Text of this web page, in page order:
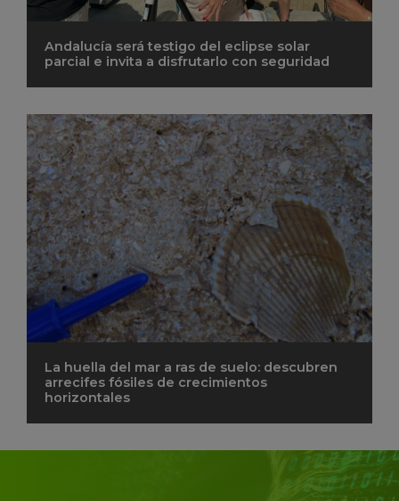
Andalucía será testigo del eclipse solar
parcial e invita a disfrutarlo con seguridad
La huella del mar a ras de suelo: descubren
arrecifes fósiles de crecimientos
horizontales